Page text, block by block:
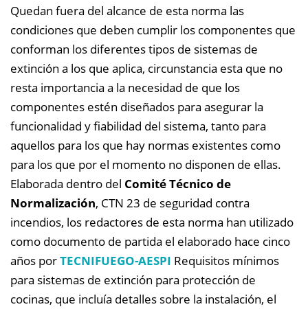
Quedan fuera del alcance de esta norma las
condiciones que deben cumplir los componentes que
conforman los diferentes tipos de sistemas de
extinción a los que aplica, circunstancia esta que no
resta importancia a la necesidad de que los
componentes estén diseñados para asegurar la
funcionalidad y fiabilidad del sistema, tanto para
aquellos para los que hay normas existentes como
para los que por el momento no disponen de ellas.
Elaborada dentro del Comité Técnico de
Normalización, CTN 23 de seguridad contra
incendios, los redactores de esta norma han utilizado
como documento de partida el elaborado hace cinco
años porTECNIFUEGO-AESPI Requisitos mínimos
para sistemas de extinción para protección de
cocinas, que incluía detalles sobre la instalación, el